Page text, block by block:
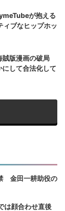
が抱える
ブなヒップホッ
賊版漫画の破局
して合法化して
金田一耕助役の
は顔合わせ直後